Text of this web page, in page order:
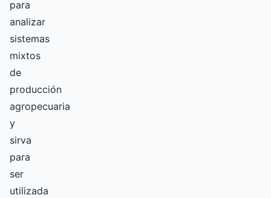
para
analizar
sistemas
mixtos
de
producción
agropecuaria
y
sirva
para
ser
utilizada